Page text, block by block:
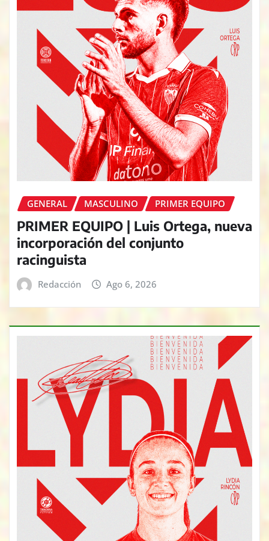
GENERAL MASCULINO PRIMER EQUIPO
PRIMER EQUIPO | Luis Ortega, nueva
incorporación del conjunto
racinguista
Redacción Ago 6, 2026